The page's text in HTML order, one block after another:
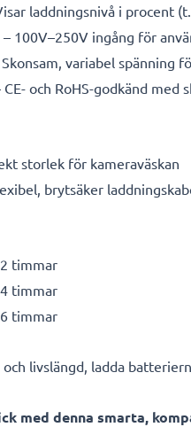
laddningsnivå i procent
– 100V–250V ingång för
variabel spänning
CE- och RoHS-godkänd
storlek för kameraväskan
brytsäker
timmar
timmar
timmar
livslängd, ladda
med denna smarta,